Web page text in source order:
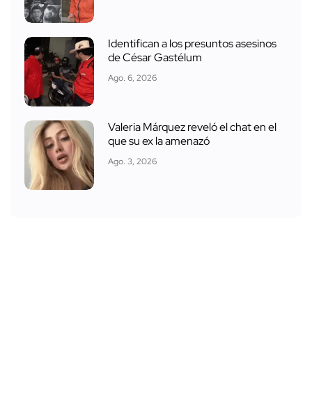
Identifican a los presuntos asesinos
de César Gastélum
Ago. 6, 2026
Valeria Márquez reveló el chat en el
que su ex la amenazó
Ago. 3, 2026